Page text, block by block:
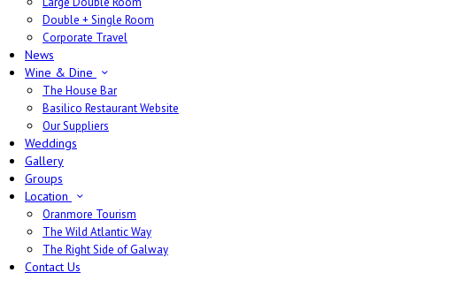
Double + Single Room
Corporate Travel
News
Wine & Dine
The House Bar
Basilico Restaurant Website
Our Suppliers
Weddings
Gallery
Groups
Location
Oranmore Tourism
The Wild Atlantic Way
The Right Side of Galway
Contact Us